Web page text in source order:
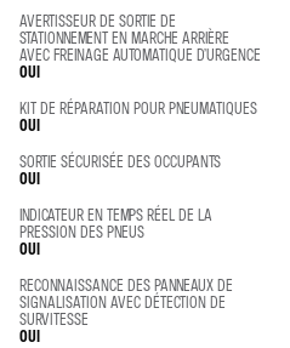
AVERTISSEUR DE SORTIE DE
STATIONNEMENT EN MARCHE ARRIÈRE
AVEC FREINAGE AUTOMATIQUE D’URGENCE
OUI
KIT DE RÉPARATION POUR PNEUMATIQUES
OUI
SORTIE SÉCURISÉE DES OCCUPANTS
OUI
INDICATEUR EN TEMPS RÉEL DE LA
PRESSION DES PNEUS
OUI
RECONNAISSANCE DES PANNEAUX DE
SIGNALISATION AVEC DÉTECTION DE
SURVITESSE
OUI